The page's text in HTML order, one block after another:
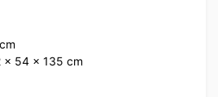
x 54 x 135 cm